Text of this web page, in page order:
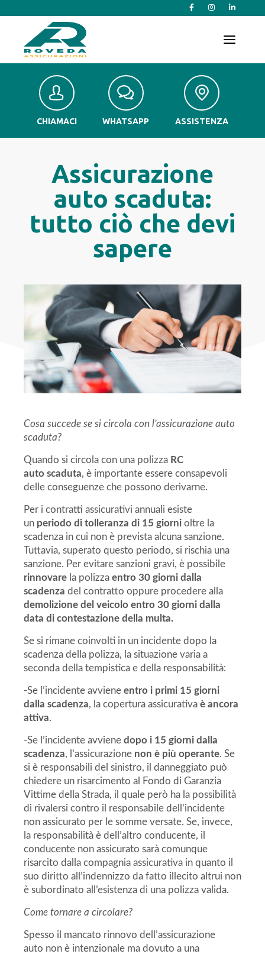
T
v
g
CHIAMACI WHATSAPP ASSISTENZA
Assicurazione
auto scaduta:
tutto ciò che devi
sapere
Cosa succede se si circola con l’assicurazione auto
scaduta?
Quando si circola con una polizza RC
auto scaduta, è importante essere consapevoli
delle conseguenze che possono derivarne.
Per i contratti assicurativi annuali esiste
un periodo di tolleranza di 15 giorni oltre la
scadenza in cui non è prevista alcuna sanzione.
Tuttavia, superato questo periodo, si rischia una
sanzione. Per evitare sanzioni gravi, è possibile
rinnovare la polizza entro 30 giorni dalla
scadenza del contratto oppure procedere alla
demolizione del veicolo entro 30 giorni dalla
data di contestazione della multa.
Se si rimane coinvolti in un incidente dopo la
scadenza della polizza, la situazione varia a
seconda della tempistica e della responsabilità:
-Se l’incidente avviene entro i primi 15 giorni
dalla scadenza, la copertura assicurativa è ancora
attiva.
-Se l’incidente avviene dopo i 15 giorni dalla
scadenza, l’assicurazione non è più operante. Se
si è responsabili del sinistro, il danneggiato può
chiedere un risarcimento al Fondo di Garanzia
Vittime della Strada, il quale però ha la possibilità
di rivalersi contro il responsabile dell’incidente
non assicurato per le somme versate. Se, invece,
la responsabilità è dell’altro conducente, il
conducente non assicurato sarà comunque
risarcito dalla compagnia assicurativa in quanto il
suo diritto all’indennizzo da fatto illecito altrui non
è subordinato all’esistenza di una polizza valida.
Come tornare a circolare?
Spesso il mancato rinnovo dell’assicurazione
auto non è intenzionale ma dovuto a una